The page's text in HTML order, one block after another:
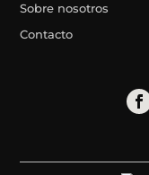
Sobre nosotros
Contacto